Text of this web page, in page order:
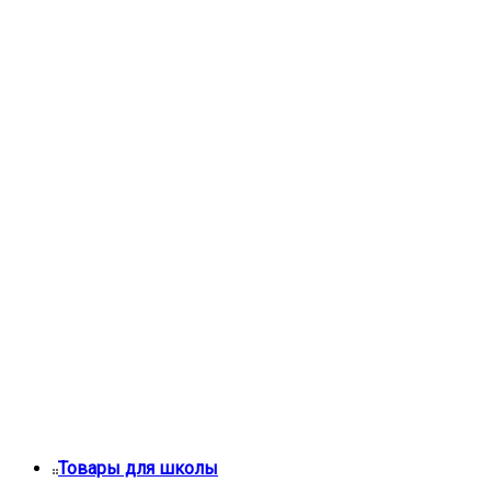
Товары для школы